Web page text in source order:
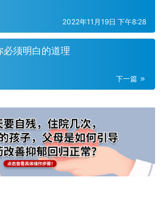
2022年11月19日 下午8:28
须明白的道理
下一篇